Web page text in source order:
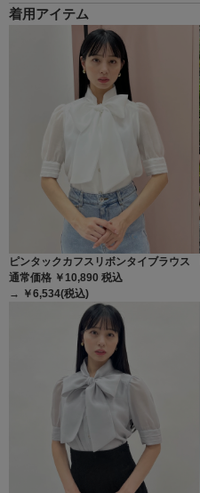
着用アイテム
ピンタックカフスリボンタイブラウス
通常価格 ￥10,890 税込
→ ￥6,534(税込)